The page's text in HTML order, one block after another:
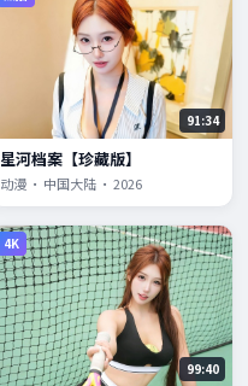
91:34
星河档案【珍藏版】
动漫 · 中国大陆 · 2026
4K
99:40